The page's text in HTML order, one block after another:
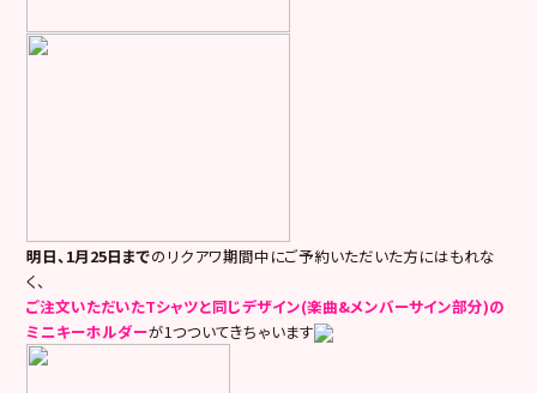
明日、1月25日までのリクアワ期間中にご予約いただいた方にはもれな
く、
ご注文いただいたTシャツと同じデザイン(楽曲&メンバーサイン部分)の
ミニキーホルダーが1つついてきちゃいます